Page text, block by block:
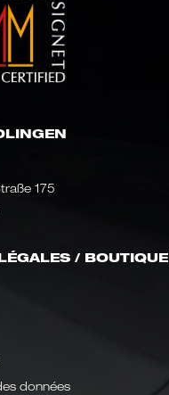
175
/ BOUTIQUE
données